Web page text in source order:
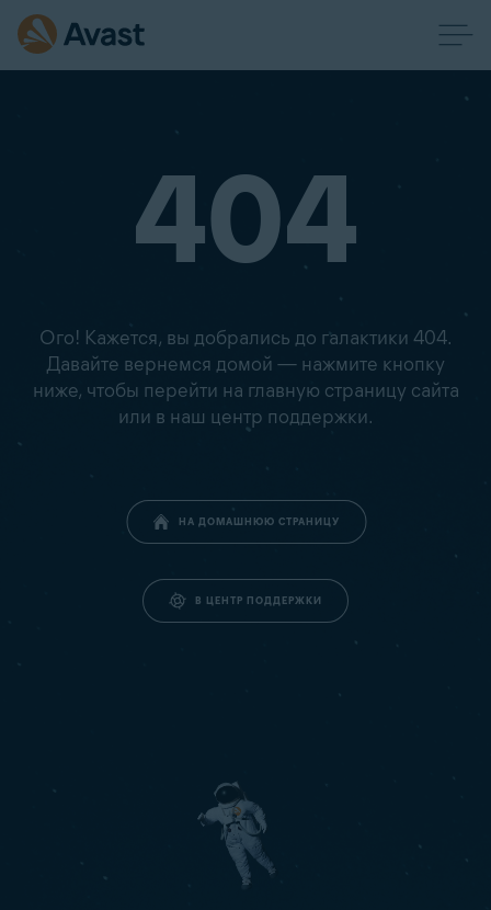
404
Ого! Кажется, вы добрались до галактики 404.
Давайте вернемся домой — нажмите кнопку
ниже, чтобы перейти на главную страницу сайта
или в наш центр поддержки.
НА ДОМАШНЮЮ СТРАНИЦУ
В ЦЕНТР ПОДДЕРЖКИ